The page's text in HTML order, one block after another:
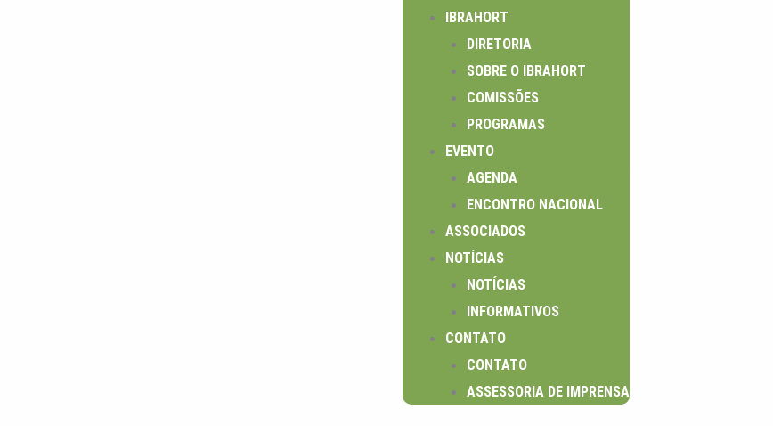
IBRAHORT
DIRETORIA
SOBRE O IBRAHORT
COMISSÕES
PROGRAMAS
EVENTO
AGENDA
ENCONTRO NACIONAL
ASSOCIADOS
NOTÍCIAS
NOTÍCIAS
INFORMATIVOS
CONTATO
CONTATO
ASSESSORIA DE IMPRENSA